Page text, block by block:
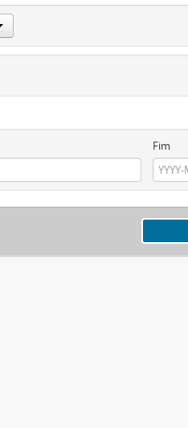
Fim